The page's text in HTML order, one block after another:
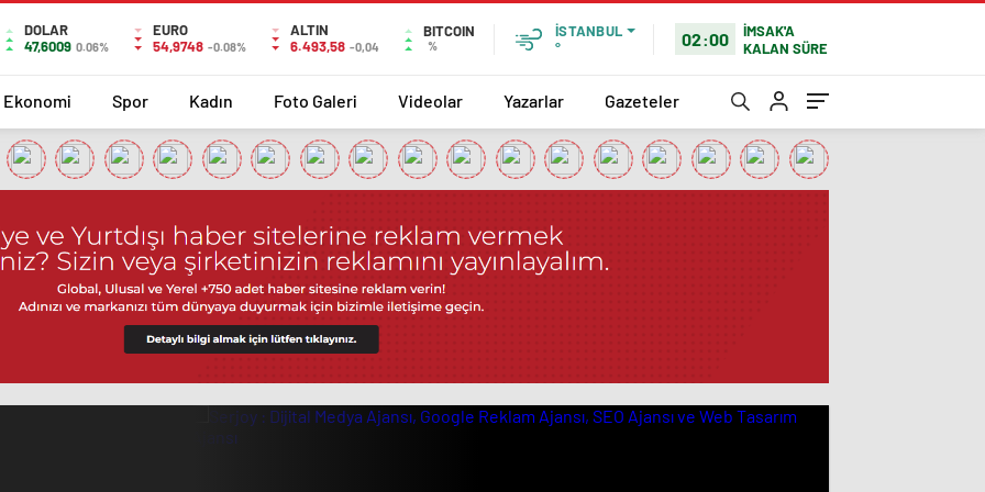
DOLAR
47,6009 0.06%
EURO
54,9748 -0.08%
ALTIN
6.493,58 -0,04
BITCOIN
%
İSTANBUL
°
02:00
İMSAK'A
KALAN SÜRE
Ekonomi Spor Kadın Foto Galeri Videolar Yazarlar Gazeteler